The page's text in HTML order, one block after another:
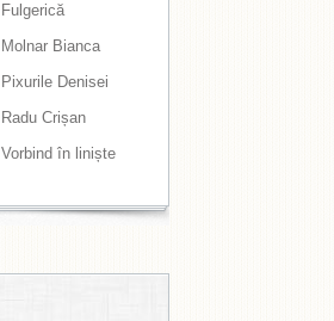
Fulgerică
Molnar Bianca
Pixurile Denisei
Radu Crișan
Vorbind în liniște